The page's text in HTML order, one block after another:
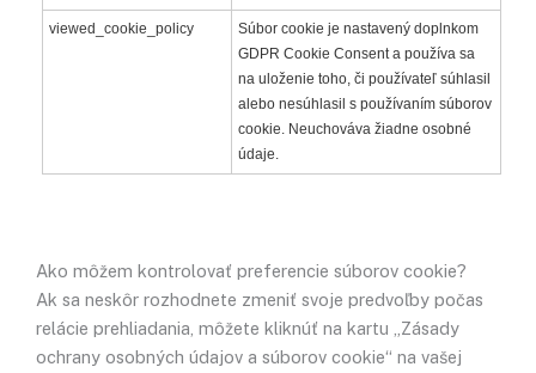
viewed_cookie_policy
Súbor cookie je nastavený doplnkom
GDPR Cookie Consent a používa sa
na uloženie toho, či používateľ súhlasil
alebo nesúhlasil s používaním súborov
cookie. Neuchováva žiadne osobné
údaje.
Ako môžem kontrolovať preferencie súborov cookie?
Ak sa neskôr rozhodnete zmeniť svoje predvoľby počas
relácie prehliadania, môžete kliknúť na kartu „Zásady
ochrany osobných údajov a súborov cookie“ na vašej